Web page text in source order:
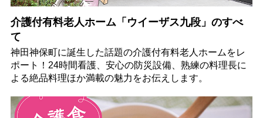
介護付有料老人ホーム「ウイーザス九段」のすべ
て
神田神保町に誕生した話題の介護付有料老人ホームをレ
ポート！24時間看護、安心の防災設備、熟練の料理長に
よる絶品料理ほか満載の魅力をお伝えします。